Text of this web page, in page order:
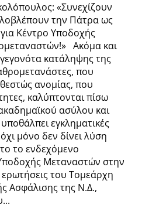
«Συνεχίζουν
την Πάτρα ως
Κέντρο Υποδοχής
Ακόμα και
κατάληψης της
που
ανομίας, που
καλύπτονται πίσω
ασύλου και
εγκληματικές
μόνο δεν δίνει λύση
το ενδεχόμενο
Μεταναστών στην
του Τομεάρχη
Ασφάλισης της Ν.Δ.,